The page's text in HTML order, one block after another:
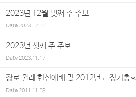
2023년 12월 넷째 주 주보
Date2023.12.22
2023년 셋째 주 주보
Date2023.11.17
장로 월례 헌신예배 및 2012년도 정기총회
Date2011.11.28